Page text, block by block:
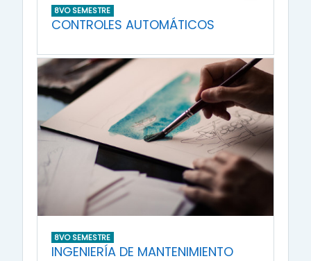
8VO SEMESTRE
CONTROLES AUTOMÁTICOS
8VO SEMESTRE
INGENIERÍA DE MANTENIMIENTO